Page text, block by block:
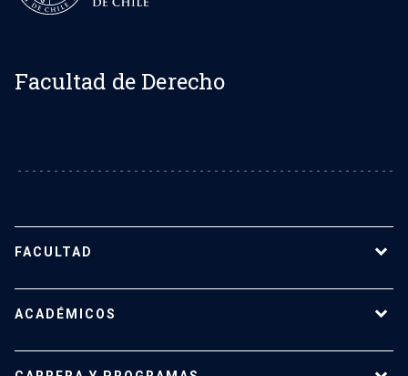
Facultad de Derecho
FACULTAD
Representantes estudiantiles
ACADÉMICOS